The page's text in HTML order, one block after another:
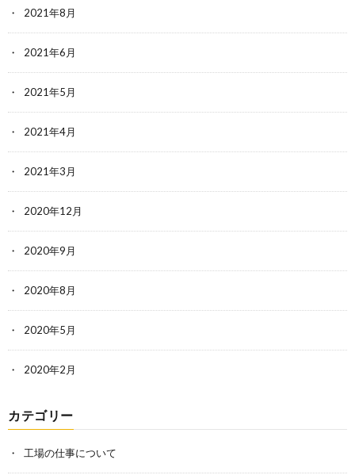
2021年8月
2021年6月
2021年5月
2021年4月
2021年3月
2020年12月
2020年9月
2020年8月
2020年5月
2020年2月
カテゴリー
工場の仕事について